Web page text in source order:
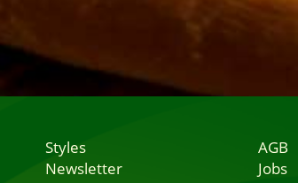
Styles
Newsletter
AGB
Jobs